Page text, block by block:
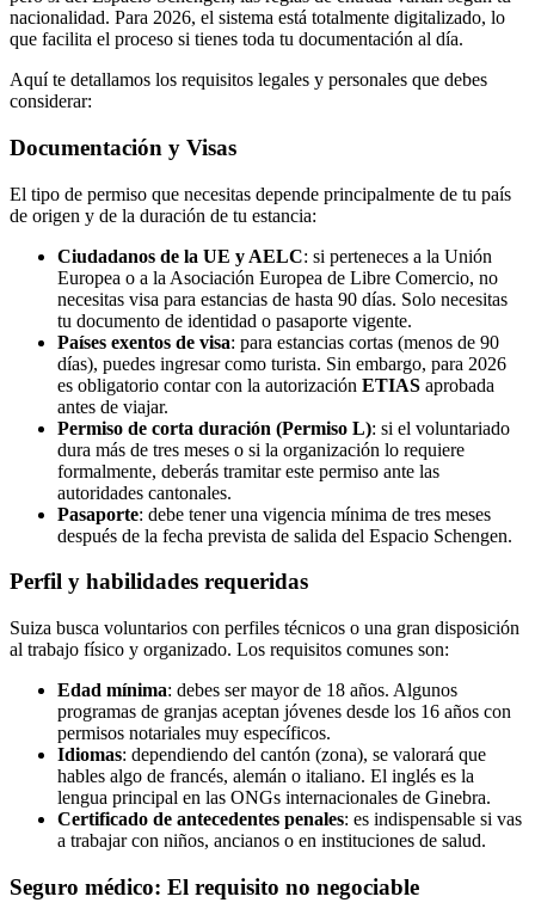
nacionalidad. Para 2026, el sistema está totalmente digitalizado, lo
que facilita el proceso si tienes toda tu documentación al día.
Aquí te detallamos los requisitos legales y personales que debes
considerar:
Documentación y Visas
El tipo de permiso que necesitas depende principalmente de tu país
de origen y de la duración de tu estancia:
Ciudadanos de la UE y AELC: si perteneces a la Unión
Europea o a la Asociación Europea de Libre Comercio, no
necesitas visa para estancias de hasta 90 días. Solo necesitas
tu documento de identidad o pasaporte vigente.
Países exentos de visa: para estancias cortas (menos de 90
días), puedes ingresar como turista. Sin embargo, para 2026
es obligatorio contar con la autorización ETIAS aprobada
antes de viajar.
Permiso de corta duración (Permiso L): si el voluntariado
dura más de tres meses o si la organización lo requiere
formalmente, deberás tramitar este permiso ante las
autoridades cantonales.
Pasaporte: debe tener una vigencia mínima de tres meses
después de la fecha prevista de salida del Espacio Schengen.
Perfil y habilidades requeridas
Suiza busca voluntarios con perfiles técnicos o una gran disposición
al trabajo físico y organizado. Los requisitos comunes son:
Edad mínima: debes ser mayor de 18 años. Algunos
programas de granjas aceptan jóvenes desde los 16 años con
permisos notariales muy específicos.
Idiomas: dependiendo del cantón (zona), se valorará que
hables algo de francés, alemán o italiano. El inglés es la
lengua principal en las ONGs internacionales de Ginebra.
Certificado de antecedentes penales: es indispensable si vas
a trabajar con niños, ancianos o en instituciones de salud.
Seguro médico: El requisito no negociable